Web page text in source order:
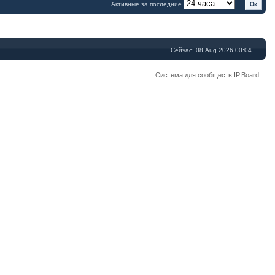
Активные за последние
Сейчас: 08 Aug 2026 00:04
Система для сообществ IP.Board